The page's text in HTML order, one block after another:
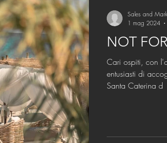
NOT
Cari ospiti, con l'arrivo di una nuova stagione, siamo
entusiasti di
Santa Caterina d
Sales and
1 mag 2024